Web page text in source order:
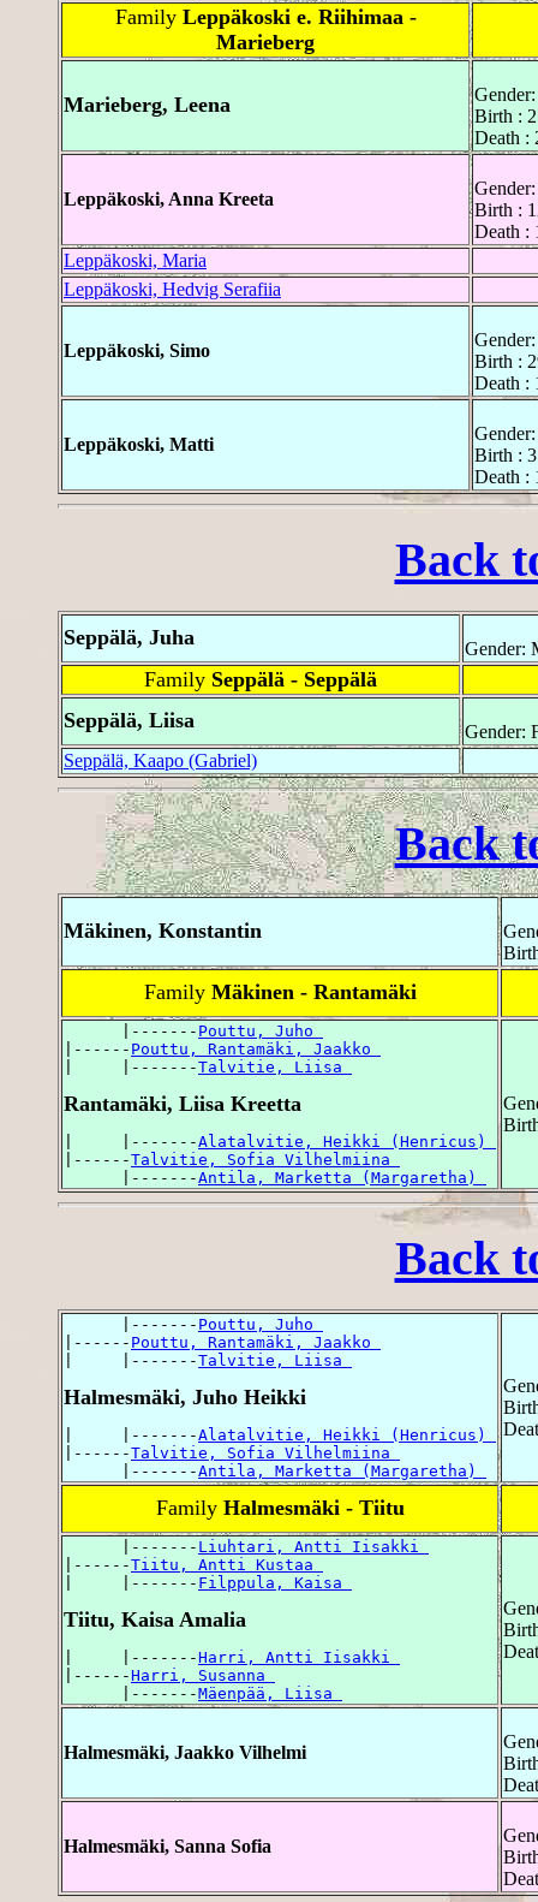
Family Leppäkoski e. Riihimaa -
Marieberg
Marieberg, Leena
Birth :
Death :
Leppäkoski, Anna Kreeta
Birth :
Death :
Leppäkoski, Maria
Leppäkoski, Hedvig Serafiia
Leppäkoski, Simo
Birth :
Death :
Leppäkoski, Matti
Birth : 3
Death :
Back
Seppälä, Juha Gender:
Family Seppälä - Seppälä
Seppälä, Liisa
Gender:
Seppälä, Kaapo (Gabriel)
Back
Mäkinen, Konstantin
Family Mäkinen - Rantamäki
      |-------
Pouttu, Juho
|------ Pouttu, Rantamäki, Jaakko
|     |-------Talvitie, Liisa
Rantamäki, Liisa Kreetta
|     |-------Alatalvitie, Heikki (Henricus)
|------Talvitie, Sofia Vilhelmiina
      |-------
Antila, Marketta (Margaretha)
Back
      |-------
Pouttu, Juho
|------ Pouttu, Rantamäki, Jaakko
|     |-------Talvitie, Liisa
Halmesmäki, Juho Heikki
|     |-------Alatalvitie, Heikki (Henricus)
|------Talvitie, Sofia Vilhelmiina
      |-------
Antila, Marketta (Margaretha)
Family Halmesmäki - Tiitu
      |-------
Liuhtari, Antti Iisakki
|------Tiitu, Antti Kustaa
|     |------- Filppula, Kaisa
Tiitu, Kaisa Amalia
|     |-------Harri, Antti Iisakki
|------Harri, Susanna
      |-------
Mäenpää, Liisa
Halmesmäki, Jaakko Vilhelmi
Halmesmäki, Sanna Sofia